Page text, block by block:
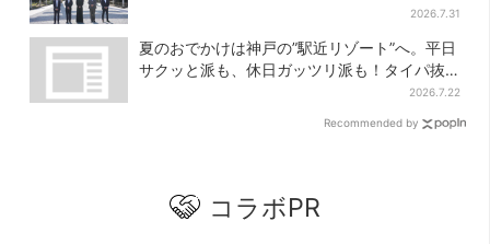
2026.7.31
夏のおでかけは神戸の”駅近リゾート”へ。平日
サクッと派も、休日ガッツリ派も！タイパ抜
2026.7.22
Recommended by
コラボPR